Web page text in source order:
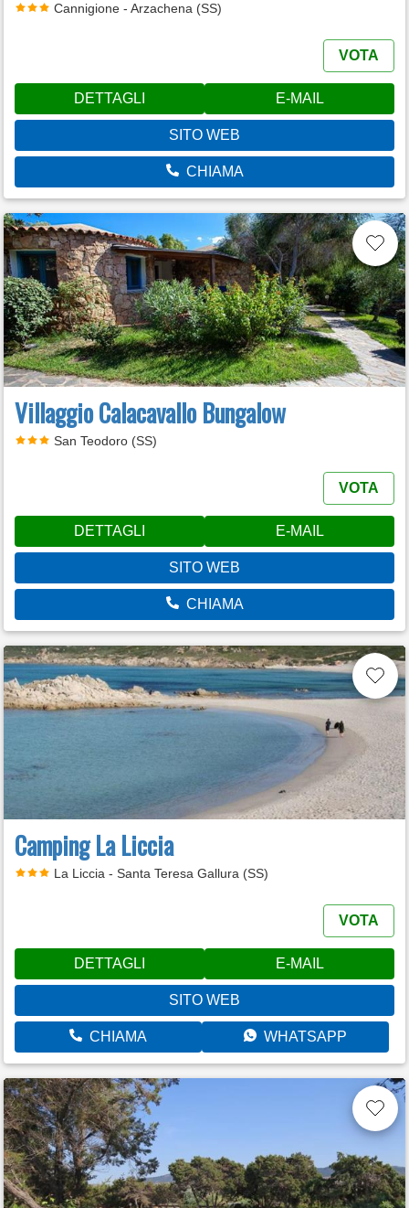
Cannigione - Arzachena (SS)
VOTA
DETTAGLI E-MAIL
SITO WEB
CHIAMA
Villaggio Calacavallo Bungalow
San Teodoro (SS)
VOTA
DETTAGLI E-MAIL
SITO WEB
CHIAMA
Camping La Liccia
La Liccia - Santa Teresa Gallura (SS)
VOTA
DETTAGLI E-MAIL
SITO WEB
CHIAMA WHATSAPP